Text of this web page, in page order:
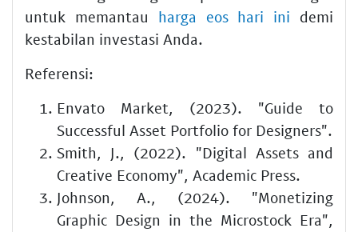
untuk memantau harga eos hari ini demi
kestabilan investasi Anda.
Referensi:
Envato Market, (2023). "Guide to
Successful Asset Portfolio for Designers".
Smith, J., (2022). "Digital Assets and
Creative Economy", Academic Press.
Johnson, A., (2024). "Monetizing
Graphic Design in the Microstock Era",